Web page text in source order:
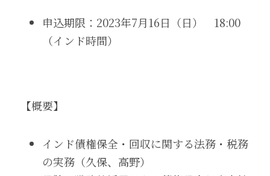
申込期限：2023年7月16日（日）　18:00
（インド時間）
【概要】
インド債権保全・回収に関する法務・税務
の実務（久保、高野）